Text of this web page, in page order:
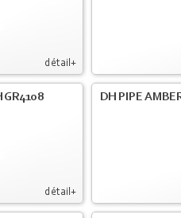
détail+
détail+
GR4108 DH PIPE